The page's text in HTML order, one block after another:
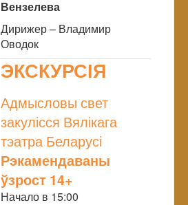
Вензелева
Дирижер – Владимир
Оводок
ЭКСКУРСІЯ
Адмысловы свет
закулісся Вялікага
тэатра Беларусі
Рэкамендаваны
ўзрост 14+
Начало в 15:00